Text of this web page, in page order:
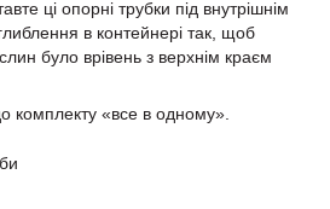
ці опорні трубки під внутрішнім
в контейнері так, щоб
було врівень з верхнім краєм
комплекту «все в одному».